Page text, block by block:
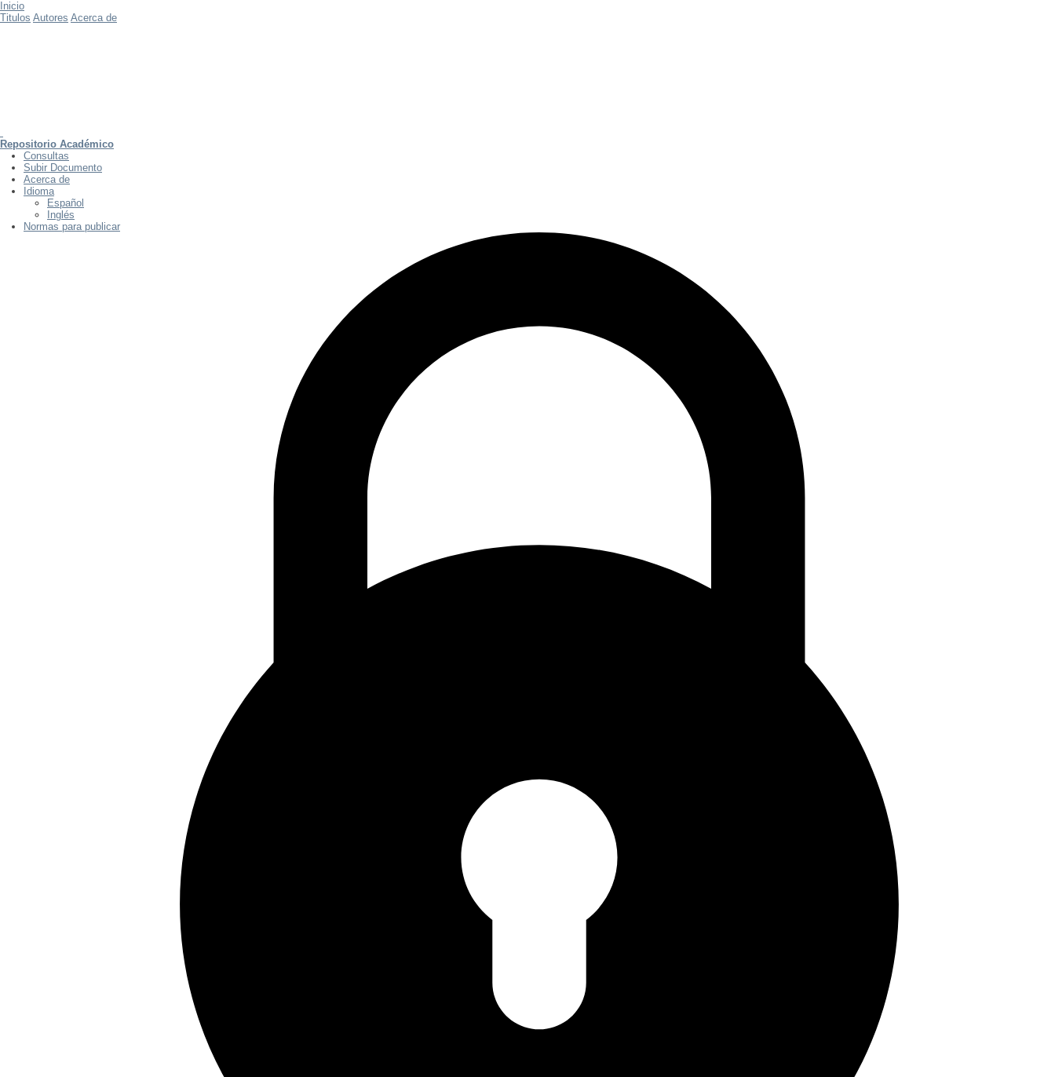
Inicio
Titulos Autores Acerca de
Repositorio Académico
Consultas
Subir Documento
Acerca de
Idioma
Español
Inglés
Normas para publicar